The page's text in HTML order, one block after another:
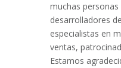
muchas
desarrolladores
especialistas en
ventas,
Estamos